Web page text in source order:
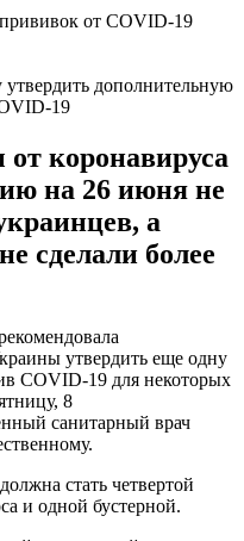
дополнительную
19
коронавируса
на 26 июня не
а
сделали более
утвердить еще одну
COVID-19 для некоторых
8
санитарный врач
стать четвертой
и одной бустерной.